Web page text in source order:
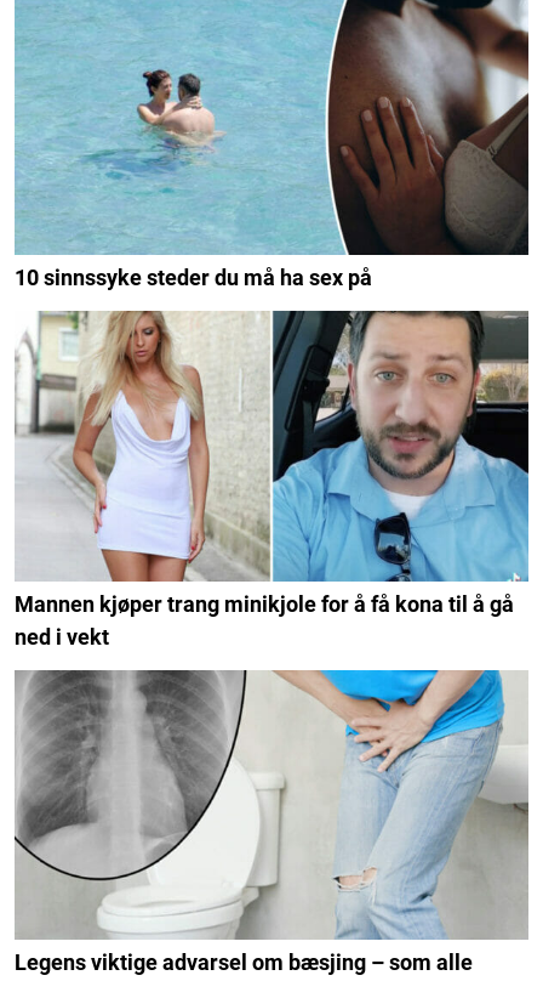
10 sinnssyke steder du må ha sex på
Mannen kjøper trang minikjole for å få kona til å gå
ned i vekt
Legens viktige advarsel om bæsjing – som alle